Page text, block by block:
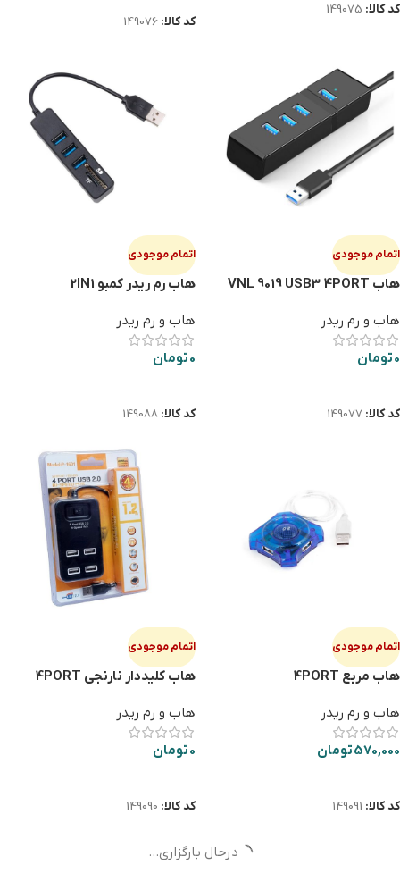
کد کالا: 149075
کد کالا: 149076
اتمام موجودی
هاب VNL 9019 USB3 4PORT
هاب و رم ریدر
0تومان
کد کالا: 149077
اتمام موجودی
هاب رم ريدر كمبو 2IN1
هاب و رم ریدر
0تومان
کد کالا: 149088
اتمام موجودی
هاب مربع 4PORT
هاب و رم ریدر
570,000تومان
کد کالا: 149091
اتمام موجودی
هاب كليددار نارنجي 4PORT
هاب و رم ریدر
0تومان
کد کالا: 149090
درحال بارگزاری...